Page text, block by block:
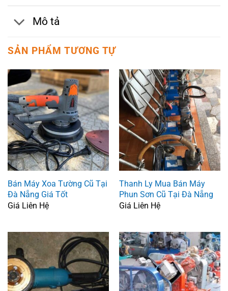
Mô tả
SẢN PHẨM TƯƠNG TỰ
Bán Máy Xoa Tường Cũ Tại
Đà Nẵng Giá Tốt
Giá Liên Hệ
Thanh Ly Mua Bán Máy
Phun Sơn Cũ Tại Đà Nẵng
Giá Liên Hệ